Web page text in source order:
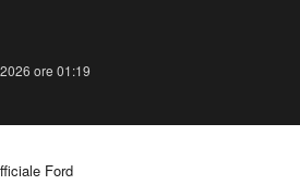
ore 01:19
Ford